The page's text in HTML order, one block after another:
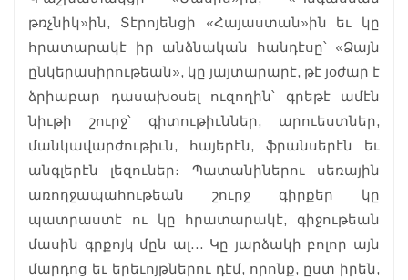
թռչնիկ»ին, Տէրոյենցի «Հայաստան»ին եւ կը
հրատարակէ իր անձնական հանդէսը՝ «Ձայն
ընկերասիրութեան», կը յայտարարէ, թէ յօժար է
ձրիաբար դասախօսել ուզողին՝ գրեթէ ամէն
նիւթի շուրջ՝ գիտութիւններ, արուեստներ,
մանկավարժութիւն, հայերէն, ֆրանսերէն եւ
անգլերէն լեզուներ։ Պատանիներու սեռային
առողջապահութեան շուրջ գիրքեր կը
պատրաստէ ու կը հրատարակէ, գիջութեան
մասին գրքոյկ մըն ալ… Կը յարձակի բոլոր այն
մարդոց եւ երեւոյթներու դէմ, որոնք, ըստ իրեն,